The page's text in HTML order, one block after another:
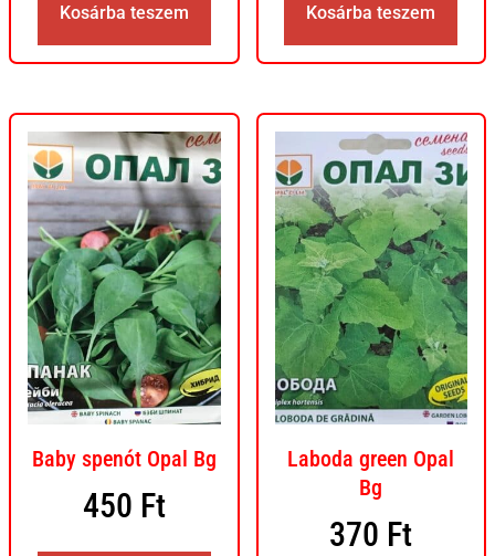
Kosárba teszem Kosárba teszem
Baby spenót Opal Bg
450 Ft
Laboda green Opal
Bg
370 Ft